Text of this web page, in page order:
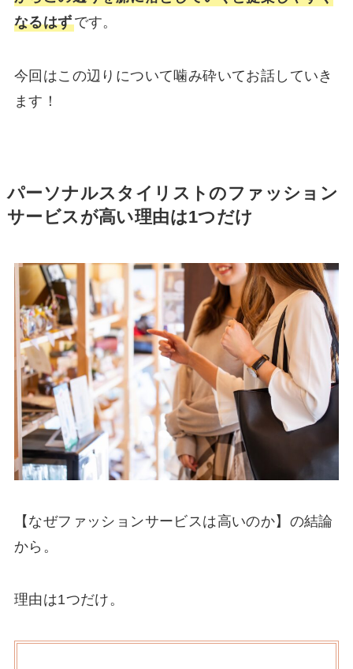
なるはずです。
今回はこの辺りについて噛み砕いてお話していき
ます！
パーソナルスタイリストのファッション
サービスが高い理由は1つだけ
【なぜファッションサービスは高いのか】の結論
から。
理由は1つだけ。